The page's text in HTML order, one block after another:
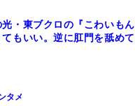
・東ブクロの『こわいもん
もいい。逆に肛門を舐めて
タメ